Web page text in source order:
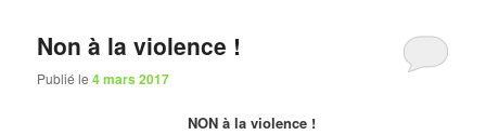
Non à la violence !
Publié le4 mars 2017
NON à la violence !